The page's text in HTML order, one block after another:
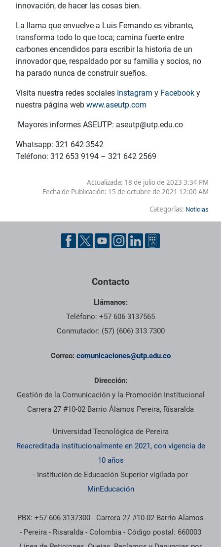
innovación, de hacer las cosas bien.
La llama que envuelve a Luis Fernando es vibrante,
transforma todo lo que toca; camina fuerte entre
carbones encendidos para escribir la historia de un
innovador que, respaldado por su familia y socios, no
ha parado nunca de construir sueños.
Visita nuestra redes sociales Instagram y Facebook y
nuestra página web www.aseutp.com
Mayores informes ASEUTP: aseutp@utp.edu.co
Whatsapp: 321 642 3542
Teléfono: 312 653 9194 – 321 642 2569
Actualizada: 18 de julio de 2023 3:34 PM
Fecha de Publicación: 15 de octubre de 2021 12:00 AM
Categorías: Noticias
Contacto
Llámanos:
Teléfono: +57 606 3137565
Conmutador: (57) (606) 313 7300
Correo: comunicaciones@utp.edu.co
Dirección:
Gestión de la Comunicación y la Promoción Institucional
Carrera 27 #10-02 Barrio Álamos Pereira, Risaralda
Universidad Tecnológica de Pereira
Reacreditada institucionalmente en 2021, con vigencia de
10 años
- Institución de Educación Superior vigilada por
MinEducación
PBX: +57 606 3137300 - Carrera 27 #10-02 Barrio Alamos
- Pereira - Risaralda - Colombia - Código postal: 660003